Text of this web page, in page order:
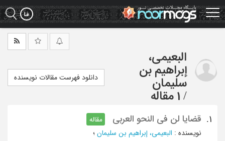
Skip
to
main
البعیمی،
إبراهیم بن
سلیمان
/ 1 مقاله
دانلود فهرست مقالات نویسنده
1. قضایا لن فی النحو العربی
مقاله
نویسنده : البعیمی، إبراهیم بن سلیمان ؛